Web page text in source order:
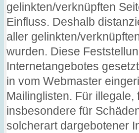
gelinkten/verknüpften
Einfluss. Deshalb
aller gelinkten/
wurden. Diese
Internetangebotes
in vom Webmaster
Mailinglisten. Für
insbesondere für
solcherart dargebotener